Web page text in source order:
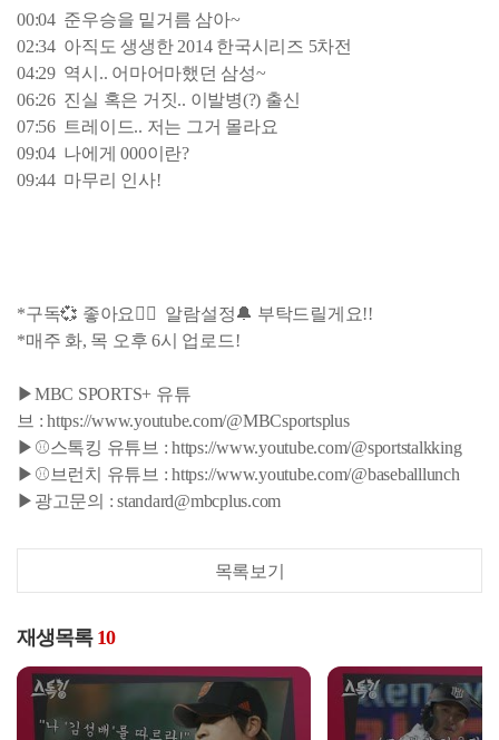
00:04 준우승을 밑거름 삼아~
02:34 아직도 생생한 2014 한국시리즈 5차전
04:29 역시.. 어마어마했던 삼성~
06:26 진실 혹은 거짓.. 이발병(?) 출신
07:56 트레이드.. 저는 그거 몰라요
09:04 나에게 000이란?
09:44 마무리 인사!
*구독💞 좋아요👍🏻 알람설정🔔 부탁드릴게요!!
*매주 화, 목 오후 6시 업로드!
▶MBC SPORTS+ 유튜
브 : https://www.youtube.com/@MBCsportsplus
▶⚾스톡킹 유튜브 : https://www.youtube.com/@sportstalkking
▶⚾브런치 유튜브 : https://www.youtube.com/@baseballlunch
▶광고문의 : standard@mbcplus.com
목록보기
재생목록 10